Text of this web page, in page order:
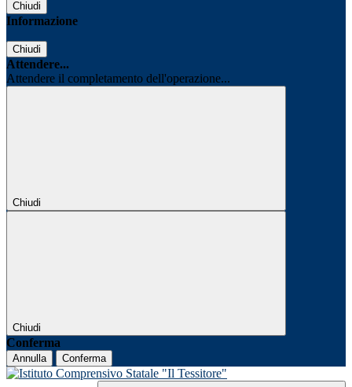
Chiudi
Informazione
Chiudi
Attendere...
Attendere il completamento dell'operazione...
Chiudi
Chiudi
Conferma
Annulla Conferma